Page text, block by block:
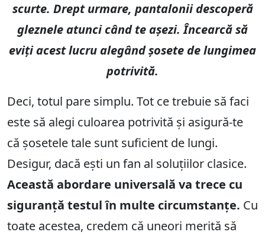
scurte. Drept urmare, pantalonii descoperă
gleznele atunci când te așezi. Încearcă să
eviți acest lucru alegând șosete de lungimea
potrivită.
Deci, totul pare simplu. Tot ce trebuie să faci
este să alegi culoarea potrivită și asigură-te
că șosetele tale sunt suficient de lungi.
Desigur, dacă ești un fan al soluțiilor clasice.
Această abordare universală va trece cu
siguranță testul în multe circumstanțe. Cu
toate acestea, credem că uneori merită să